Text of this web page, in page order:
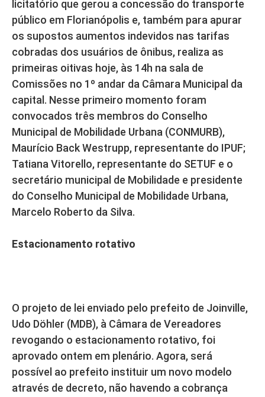
licitatório que gerou a concessão do transporte
público em Florianópolis e, também para apurar
os supostos aumentos indevidos nas tarifas
cobradas dos usuários de ônibus, realiza as
primeiras oitivas hoje, às 14h na sala de
Comissões no 1º andar da Câmara Municipal da
capital. Nesse primeiro momento foram
convocados três membros do Conselho
Municipal de Mobilidade Urbana (CONMURB),
Maurício Back Westrupp, representante do IPUF;
Tatiana Vitorello, representante do SETUF e o
secretário municipal de Mobilidade e presidente
do Conselho Municipal de Mobilidade Urbana,
Marcelo Roberto da Silva.
Estacionamento rotativo
O projeto de lei enviado pelo prefeito de Joinville,
Udo Döhler (MDB), à Câmara de Vereadores
revogando o estacionamento rotativo, foi
aprovado ontem em plenário. Agora, será
possível ao prefeito instituir um novo modelo
através de decreto, não havendo a cobrança